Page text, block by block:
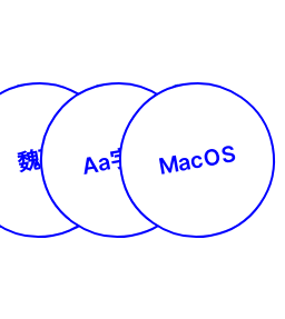
魏碑 Aa字库 MacOS